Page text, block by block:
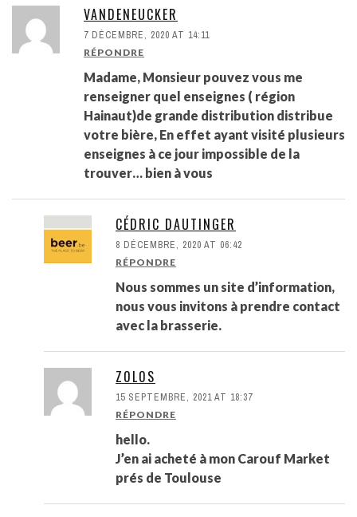
VANDENEUCKER
7 DÉCEMBRE, 2020 AT 14:11
RÉPONDRE
Madame, Monsieur pouvez vous me
renseigner quel enseignes ( région
Hainaut)de grande distribution distribue
votre bière, En effet ayant visité plusieurs
enseignes à ce jour impossible de la
trouver… bien à vous
CÉDRIC DAUTINGER
8 DÉCEMBRE, 2020 AT 06:42
RÉPONDRE
Nous sommes un site d’information,
nous vous invitons à prendre contact
avec la brasserie.
Z0L0S
15 SEPTEMBRE, 2021 AT 18:37
RÉPONDRE
hello.
J’en ai acheté à mon Carouf Market
prés de Toulouse